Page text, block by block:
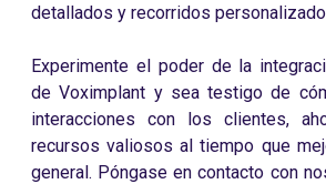
detallados y recorridos
Experimente el poder de la
de Voximplant y sea testigo de
interacciones con los clientes,
recursos valiosos al tiempo que
general. Póngase en contacto con